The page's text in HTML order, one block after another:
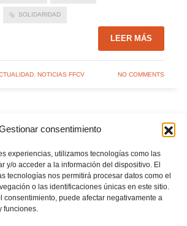
consentimiento
experiencias, utilizamos tecnologías como las
y/o acceder a la información del dispositivo. El
tecnologías nos permitirá procesar datos como el
o las identificaciones únicas en este sitio.
consentimiento, puede afectar negativamente a
funciones.
SOLIDARIDAD
LEER MÁS
, NOTICIAS FFCV NO COMMENTS
ya tiene su camiseta autografiada
2016 POR